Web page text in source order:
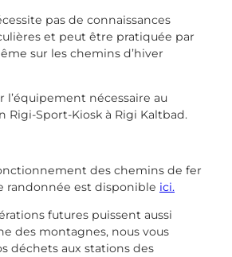
pas de connaissances
et peut être pratiquée par
sur les chemins d’hiver
l’équipement nécessaire au
Rigi-Sport-Kiosk à Rigi Kaltbad.
des chemins de fer
randonnée est disponible ici.
futures puissent aussi
des montagnes, nous vous
déchets aux stations des